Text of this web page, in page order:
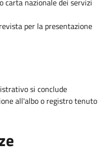
carta nazionale dei servizi
per la presentazione
si conclude
all'albo o registro tenuto